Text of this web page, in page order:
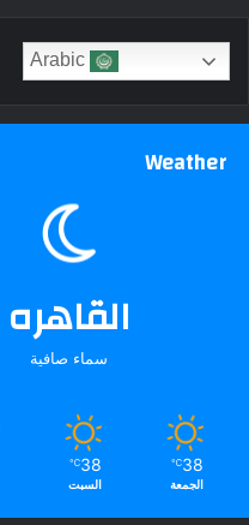
Weather
القاهره
سماء صافية
38
℃
الجمعة
38
℃
السبت